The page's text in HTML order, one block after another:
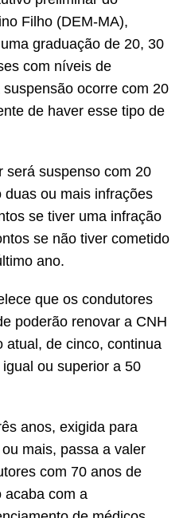
Filho (DEM-MA),
graduação de 20, 30
com níveis de
ocorre com 20
de haver esse tipo de
será suspenso com 20
ou mais infrações
se tiver uma infração
se não tiver cometido
ano.
que os condutores
poderão renovar a CNH
atual, de cinco, continua
ou superior a 50
anos, exigida para
mais, passa a valer
com 70 anos de
acaba com a